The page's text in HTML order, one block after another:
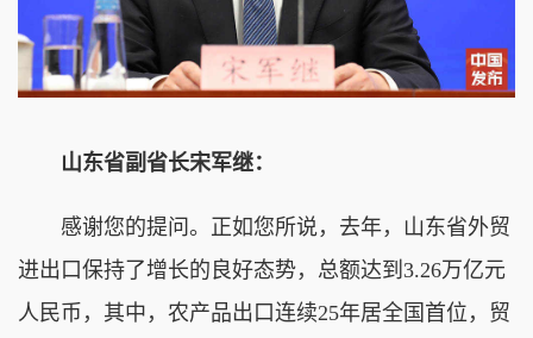
山东省副省长宋军继：
感谢您的提问。正如您所说，去年，山东省外贸
进出口保持了增长的良好态势，总额达到3.26万亿元
人民币，其中，农产品出口连续25年居全国首位，贸